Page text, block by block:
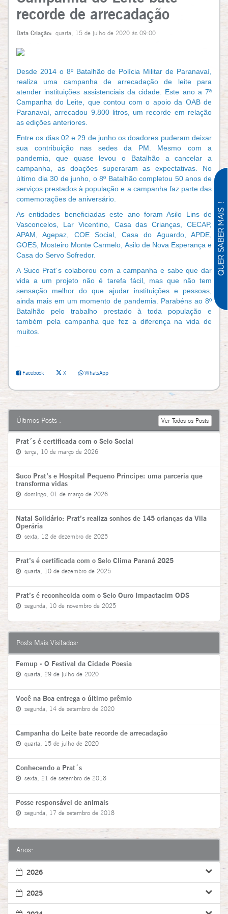
recorde de arrecadação
Data Criação: quarta, 15 de julho de 2020 às 09:00
Desde 2014 o 8º Batalhão de Polícia Militar de Paranavaí,
realiza uma campanha de arrecadação de leite para
atender instituições assistenciais da cidade. Este ano a 7ª
Campanha do Leite, que contou com o apoio da OAB de
Paranavaí, arrecadou 9.800 litros, um recorde em relação
as edições anteriores.
Entre os dias 02 e 29 de junho os doadores puderam deixar
sua contribuição nas sedes da PM. Mesmo com a
pandemia, que quase levou o Batalhão a cancelar a
campanha, as doações superaram as expectativas. No
último dia 30 de junho, o 8º Batalhão completou 50 anos de
serviços prestados à população e a campanha faz parte das
comemorações de aniversário.
As entidades beneficiadas este ano foram Asilo Lins de
Vasconcelos, Lar Vicentino, Casa das Crianças, CECAP,
APAM, Agepaz, COE Social, Casa do Aguardo, APDE,
GOES, Mosteiro Monte Carmelo, Asilo de Nova Esperança e
Casa do Servo Sofredor.
A Suco Prat´s colaborou com a campanha e sabe que dar
vida a um projeto não é tarefa fácil, mas que não tem
sensação melhor do que ajudar instituições e pessoas,
ainda mais em um momento de pandemia. Parabéns ao 8º
Batalhão pelo trabalho prestado à toda população e
também pela campanha que fez a diferença na vida de
muitos.
Facebook X WhatsApp
Últimos Posts : Ver Todos os Posts
Prat´s é certificada com o Selo Social
terça, 10 de março de 2026
Suco Prat’s e Hospital Pequeno Príncipe: uma parceria que
transforma vidas
domingo, 01 de março de 2026
Natal Solidário: Prat’s realiza sonhos de 145 crianças da Vila
Operária
sexta, 12 de dezembro de 2025
Prat’s é certificada com o Selo Clima Paraná 2025
quarta, 10 de dezembro de 2025
Prat’s é reconhecida com o Selo Ouro Impactacim ODS
segunda, 10 de novembro de 2025
Posts Mais Visitados:
Femup - O Festival da Cidade Poesia
quarta, 29 de julho de 2020
Você na Boa entrega o último prêmio
segunda, 14 de setembro de 2020
Campanha do Leite bate recorde de arrecadação
quarta, 15 de julho de 2020
Conhecendo a Prat´s
sexta, 21 de setembro de 2018
Posse responsável de animais
segunda, 17 de setembro de 2018
Anos:
2026
2025